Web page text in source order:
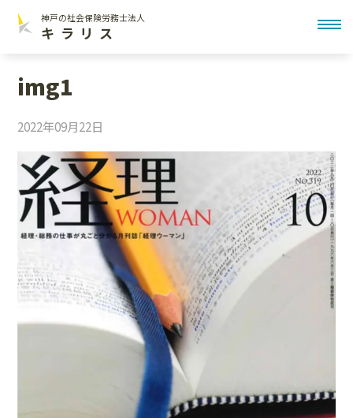
神戸の社会保険労務士法人
キラリス
img1
2022年09月22日